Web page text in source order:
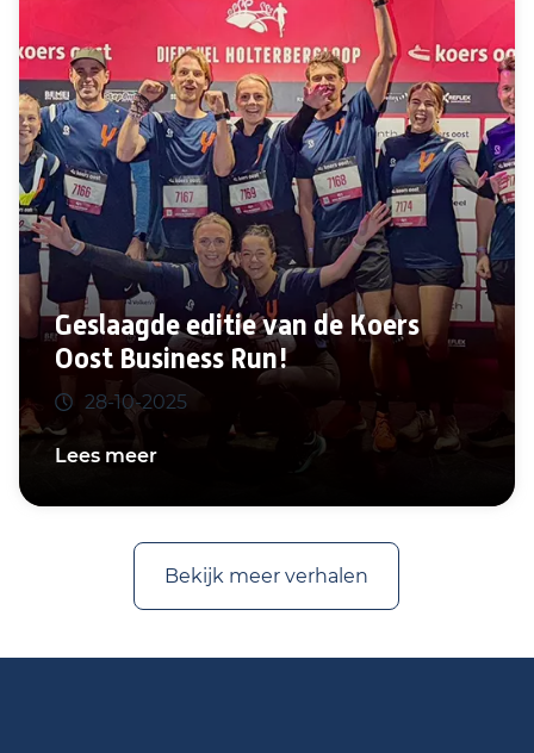
Geslaagde editie van de Koers
Oost Business Run!
28-10-2025
Lees meer
Bekijk meer verhalen